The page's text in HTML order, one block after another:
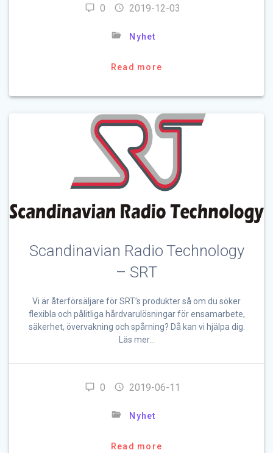
0 2019-12-03
Nyhet
Read more
Scandinavian Radio Technology
– SRT
Vi är återförsäljare för SRT’s produkter så om du söker
flexibla och pålitliga hårdvarulösningar för ensamarbete,
säkerhet, övervakning och spårning? Då kan vi hjälpa dig.
Läs mer…
0 2019-06-11
Nyhet
Read more